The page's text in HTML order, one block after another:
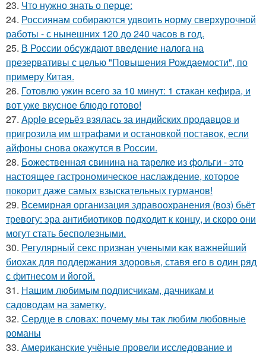
23. Что нужно знать о перце:
24. Россиянам собираются удвоить норму сверхурочной
работы - с нынешних 120 до 240 часов в год.
25. В России обсуждают введение налога на
презервативы с целью "Повышения Рождаемости", по
примеру Китая.
26. Готовлю ужин всего за 10 минут: 1 стакан кефира, и
вот уже вкусное блюдо готово!
27. Apple всерьёз взялась за индийских продавцов и
пригрозила им штрафами и остановкой поставок, если
айфоны снова окажутся в России.
28. Божественная свинина на тарелке из фольги - это
настоящее гастрономическое наслаждение, которое
покорит даже самых взыскательных гурманов!
29. Всемирная организация здравоохранения (воз) бьёт
тревогу: эра антибиотиков подходит к концу, и скоро они
могут стать бесполезными.
30. Регулярный секс признан учеными как важнейший
биохак для поддержания здоровья, ставя его в один ряд
с фитнесом и йогой.
31. Нашим любимым подписчикам, дачникам и
садоводам на заметку.
32. Сердце в словах: почему мы так любим любовные
романы
33. Американские учёные провели исследование и